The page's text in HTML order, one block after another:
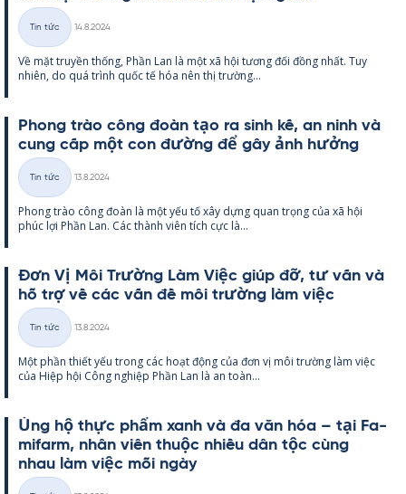
Thể
loại
Tin tức
14.8.2024
Về mặt tru­yền thống, Phần Lan là một xã hội tương đối đồng nhất. Tuy
nhiên, do quá trình quốc tế hóa nên thị trường...
Phong trào công đoàn tạo ra sinh kế, an ninh và
cung cấp một con đường để gây ảnh hưởng
Thể
loại
Tin tức
13.8.2024
Phong trào công đoàn là một yếu tố xây dựng quan trọng của xã hội
phúc lợi Phần Lan. Các thành viên tích cực là...
Đơn Vị Môi Trường Làm Việc giúp đỡ, tư vấn và
hỗ trợ về các vấn đề môi trường làm việc
Thể
loại
Tin tức
13.8.2024
Một phần thiết yếu trong các hoạt động của đơn vị môi trường làm việc
của Hiệp hội Công ng­hiệp Phần Lan là an toàn...
Ủng hộ thực phẩm xanh và đa văn hóa – tại Fa­
mi­farm, nhân viên thuộc nhiều dân tộc cùng
nhau làm việc mỗi ngày